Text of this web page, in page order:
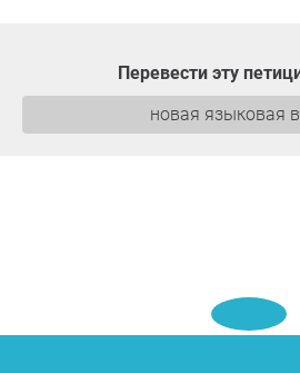
Перевести эту
новая языковая